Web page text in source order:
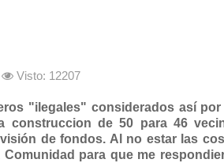
Visto: 12207
"ilegales" considerados así
construccion de 50 para 46
de fondos. Al no estar las
para que me